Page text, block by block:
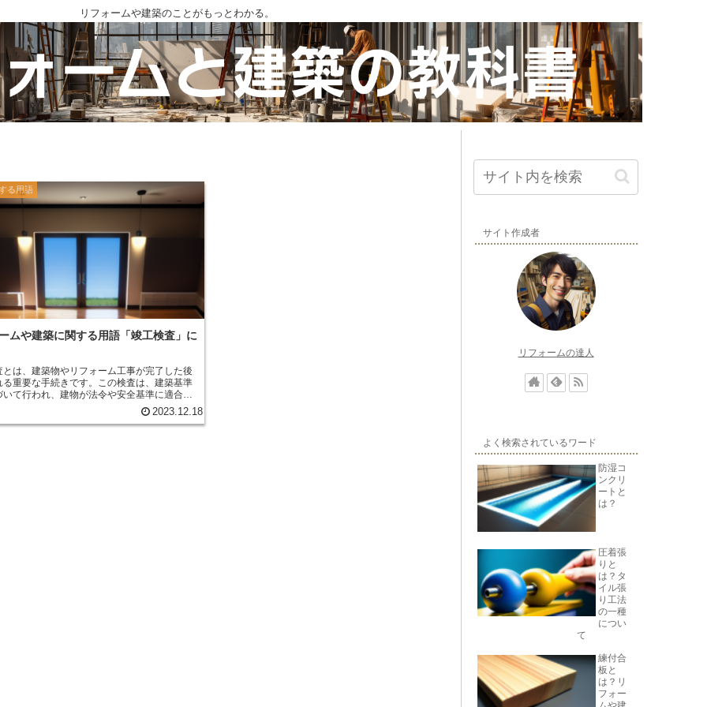
リフォームや建築のことがもっとわかる。
る用語
ムや建築に関する用語「竣工検査」に
とは、建築物やリフォーム工事が完了した後
る重要な手続きです。この検査は、建築基準
いて行われ、建物が法令や安全基準に適合し
どうかを確認するために行われます。 竣工検
築物の所有者や施工業者、建築士などが関与
セスです。検査は、建物の外観や構造、設備
2023.12.18
サイト作成者
リフォームの達人
よく検索されているワード
防湿コ
ンクリ
ートと
は？
圧着張
りと
は？タ
イル張
り工法
の一種
につい
て
練付合
板と
は？リ
フォー